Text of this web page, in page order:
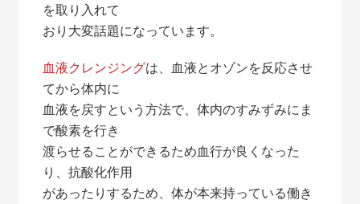
を取り入れて
おり大変話題になっています。
血液クレンジングは、血液とオゾンを反応させ
てから体内に
血液を戻すという方法で、体内のすみずみにま
で酸素を行き
渡らせることができるため血行が良くなった
り、抗酸化作用
があったりするため、体が本来持っている働き